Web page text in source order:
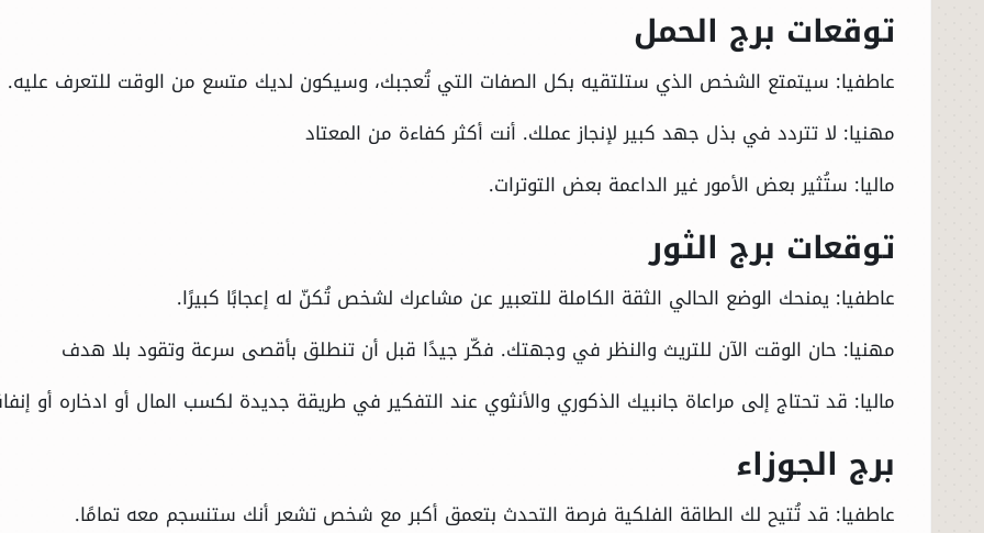
توقعات برج الحمل
عاطفيا: سيتمتع الشخص الذي ستلتقيه بكل الصفات التي تُعجبك، وسيكون لديك متسع من الوقت للتعرف عليه.
مهنيا: لا تتردد في بذل جهد كبير لإنجاز عملك. أنت أكثر كفاءة من المعتاد
ماليا: ستُثير بعض الأمور غير الداعمة بعض التوترات.
توقعات برج الثور
عاطفيا: يمنحك الوضع الحالي الثقة الكاملة للتعبير عن مشاعرك لشخص تُكنّ له إعجابًا كبيرًا.
مهنيا: حان الوقت الآن للتريث والنظر في وجهتك. فكّر جيدًا قبل أن تنطلق بأقصى سرعة وتقود بلا هدف
ماليا: قد تحتاج إلى مراعاة جانبيك الذكوري والأنثوي عند التفكير في طريقة جديدة لكسب المال أو ادخاره أو
برج الجوزاء
عاطفيا: قد تُتيح لك الطاقة الفلكية فرصة التحدث بتعمق أكبر مع شخص تشعر أنك ستنسجم معه تمامًا.